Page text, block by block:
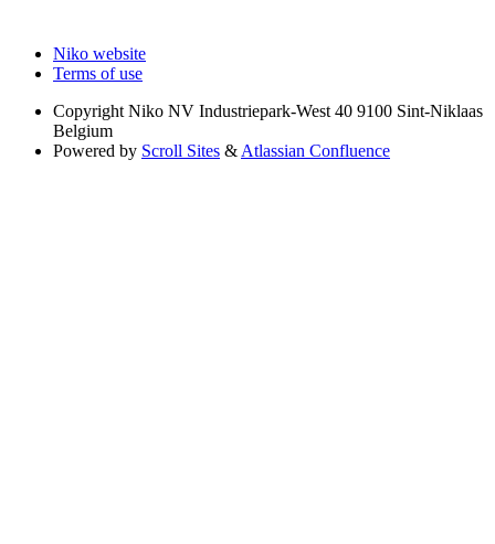
Niko website
Terms of use
Copyright Niko NV Industriepark-West 40 9100 Sint-Niklaas
Belgium
Powered by Scroll Sites & Atlassian Confluence